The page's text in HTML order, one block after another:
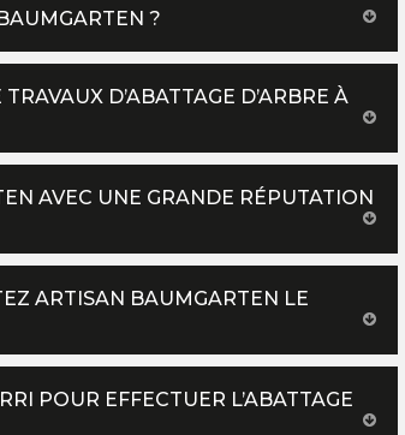
?
D’ABATTAGE D’ARBRE À
AVEC UNE GRANDE RÉPUTATION
ARTISAN BAUMGARTEN LE
POUR EFFECTUER L’ABATTAGE